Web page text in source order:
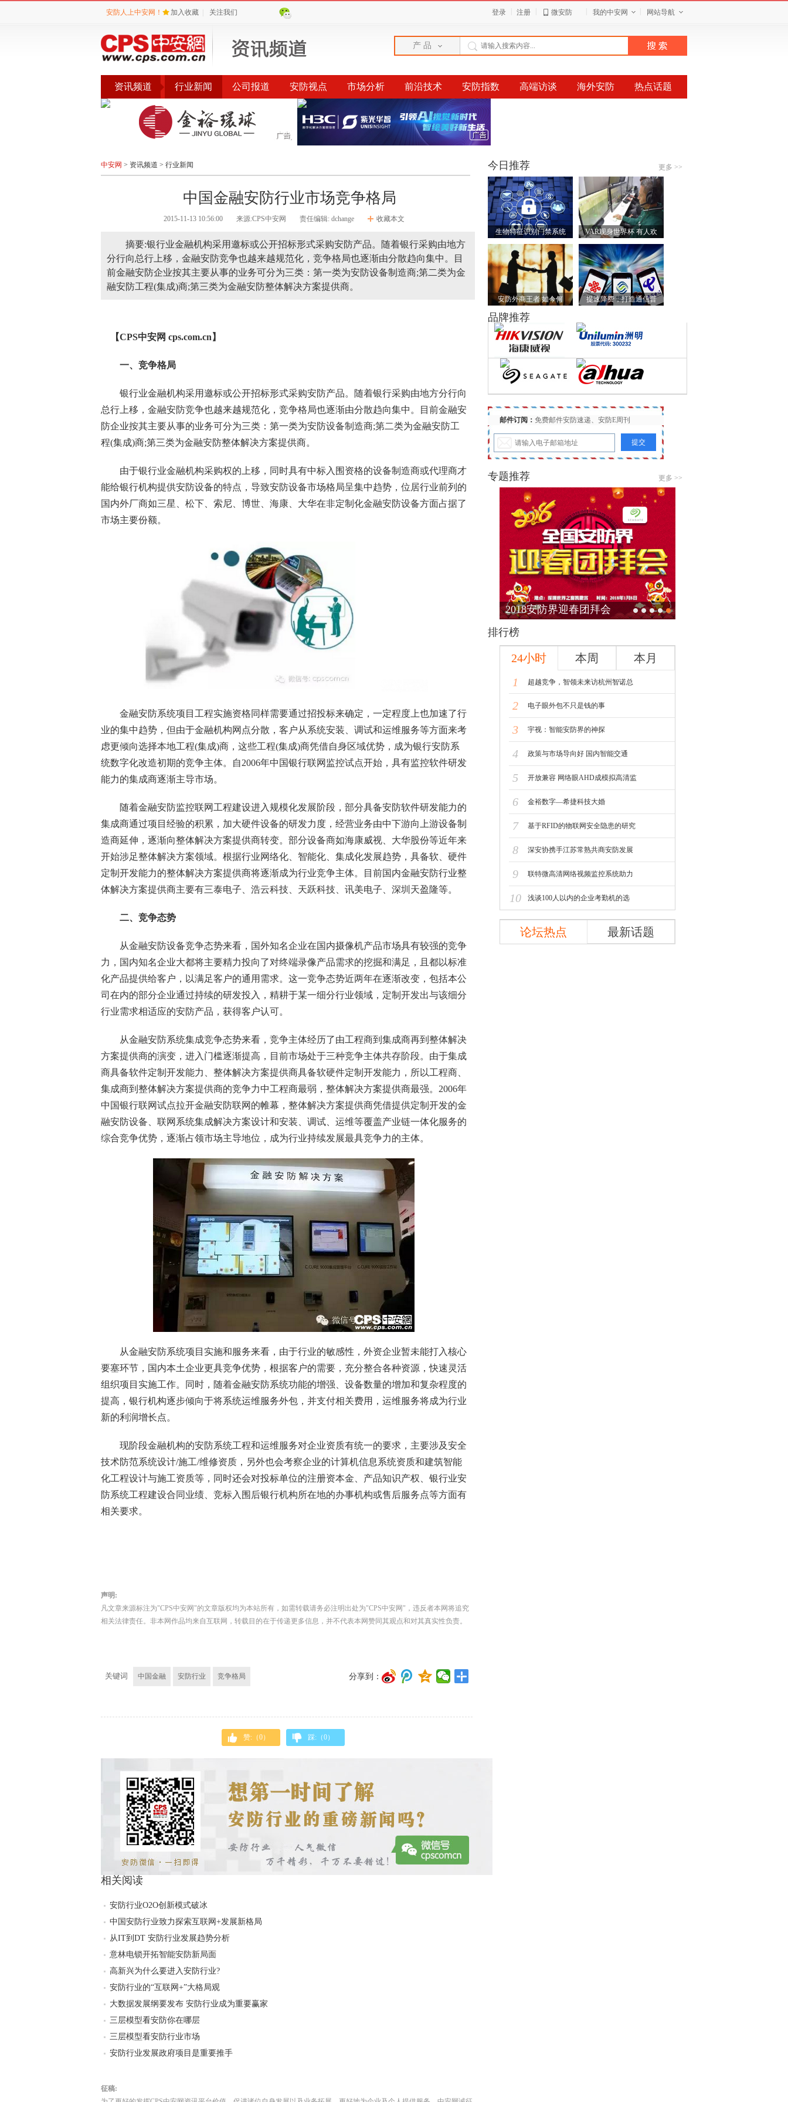
安防人上中安网！ 加入收藏 关注我们 登录 注册 微安防 我的中安网 网站导航
产 品
资讯频道 行业新闻 公司报道 安防视点 市场分析 前沿技术 安防指数 高端访谈 海外安防 热点话题
公告 评选 榜单
中安网 > 资讯频道 > 行业新闻
中国金融安防行业市场竞争格局
2015-11-13 10:56:00 来源:CPS中安网 责任编辑: dchange 收藏本文
摘要:银行业金融机构采用邀标或公开招标形式采购安防产品。随着银行采购由地方
分行向总行上移，金融安防竞争也越来越规范化，竞争格局也逐渐由分散趋向集中。目
前金融安防企业按其主要从事的业务可分为三类：第一类为安防设备制造商;第二类为金
融安防工程(集成)商;第三类为金融安防整体解决方案提供商。
【CPS中安网 cps.com.cn】
一、竞争格局
银行业金融机构采用邀标或公开招标形式采购安防产品。随着银行采购由地方分行向
总行上移，金融安防竞争也越来越规范化，竞争格局也逐渐由分散趋向集中。目前金融安
防企业按其主要从事的业务可分为三类：第一类为安防设备制造商;第二类为金融安防工
程(集成)商;第三类为金融安防整体解决方案提供商。
由于银行业金融机构采购权的上移，同时具有中标入围资格的设备制造商或代理商才
能给银行机构提供安防设备的特点，导致安防设备市场格局呈集中趋势，位居行业前列的
国内外厂商如三星、松下、索尼、博世、海康、大华在非定制化金融安防设备方面占据了
市场主要份额。
金融安防系统项目工程实施资格同样需要通过招投标来确定，一定程度上也加速了行
业的集中趋势，但由于金融机构网点分散，客户从系统安装、调试和运维服务等方面来考
虑更倾向选择本地工程(集成)商，这些工程(集成)商凭借自身区域优势，成为银行安防系
统数字化改造初期的竞争主体。自2006年中国银行联网监控试点开始，具有监控软件研发
能力的集成商逐渐主导市场。
随着金融安防监控联网工程建设进入规模化发展阶段，部分具备安防软件研发能力的
集成商通过项目经验的积累，加大硬件设备的研发力度，经营业务由中下游向上游设备制
造商延伸，逐渐向整体解决方案提供商转变。部分设备商如海康威视、大华股份等近年来
开始涉足整体解决方案领域。根据行业网络化、智能化、集成化发展趋势，具备软、硬件
定制开发能力的整体解决方案提供商将逐渐成为行业竞争主体。目前国内金融安防行业整
体解决方案提供商主要有三泰电子、浩云科技、天跃科技、讯美电子、深圳天盈隆等。
二、竞争态势
从金融安防设备竞争态势来看，国外知名企业在国内摄像机产品市场具有较强的竞争
力，国内知名企业大都将主要精力投向了对终端录像产品需求的挖掘和满足，且都以标准
化产品提供给客户，以满足客户的通用需求。这一竞争态势近两年在逐渐改变，包括本公
司在内的部分企业通过持续的研发投入，精耕于某一细分行业领域，定制开发出与该细分
行业需求相适应的安防产品，获得客户认可。
从金融安防系统集成竞争态势来看，竞争主体经历了由工程商到集成商再到整体解决
方案提供商的演变，进入门槛逐渐提高，目前市场处于三种竞争主体共存阶段。由于集成
商具备软件定制开发能力、整体解决方案提供商具备软硬件定制开发能力，所以工程商、
集成商到整体解决方案提供商的竞争力中工程商最弱，整体解决方案提供商最强。2006年
中国银行联网试点拉开金融安防联网的帷幕，整体解决方案提供商凭借提供定制开发的金
融安防设备、联网系统集成解决方案设计和安装、调试、运维等覆盖产业链一体化服务的
综合竞争优势，逐渐占领市场主导地位，成为行业持续发展最具竞争力的主体。
从金融安防系统项目实施和服务来看，由于行业的敏感性，外资企业暂未能打入核心
要塞环节，国内本土企业更具竞争优势，根据客户的需要，充分整合各种资源，快速灵活
组织项目实施工作。同时，随着金融安防系统功能的增强、设备数量的增加和复杂程度的
提高，银行机构逐步倾向于将系统运维服务外包，并支付相关费用，运维服务将成为行业
新的利润增长点。
现阶段金融机构的安防系统工程和运维服务对企业资质有统一的要求，主要涉及安全
技术防范系统设计/施工/维修资质，另外也会考察企业的计算机信息系统资质和建筑智能
化工程设计与施工资质等，同时还会对投标单位的注册资本金、产品知识产权、银行业安
防系统工程建设合同业绩、竞标入围后银行机构所在地的办事机构或售后服务点等方面有
相关要求。
声明:
凡文章来源标注为"CPS中安网"的文章版权均为本站所有，如需转载请务必注明出处为"CPS中安网"，违反者本网将追究
相关法律责任。非本网作品均来自互联网，转载目的在于传递更多信息，并不代表本网赞同其观点和对其真实性负责。
关键词 中国金融 安防行业 竞争格局 分享到：
赞:（0） 踩:（0）
相关阅读
安防行业O2O创新模式破冰
中国安防行业致力探索互联网+发展新格局
从IT到DT 安防行业发展趋势分析
意林电锁开拓智能安防新局面
高新兴为什么要进入安防行业?
安防行业的“互联网+”大格局观
大数据发展纲要发布 安防行业成为重要赢家
三层模型看安防你在哪层
三层模型看安防行业市场
安防行业发展政府项目是重要推手
征稿:
今日推荐 更多 >>
生物特征识别门禁系统 VAR现身世界杯 有人欢
安防外商王者 如今何 提速降费，打造通信普
品牌推荐
邮件订阅： 免费邮件安防速递、安防E周刊
专题推荐 更多 >>
2018安防界迎春团拜会
排行榜
24小时 本周
本月
1
超越竞争，智领未来访杭州智诺总
2 电子眼外包不只是钱的事
3 宇视：智能安防界的神探
4 政策与市场导向好 国内智能交通
5 开放兼容 网络眼AHD成模拟高清监
6 金裕数字—希捷科技大婚
7 基于RFID的物联网安全隐患的研究
8 深安协携手江苏常熟共商安防发展
9 联特微高清网络视频监控系统助力
10 浅谈100人以内的企业考勤机的选
论坛热点 最新话题